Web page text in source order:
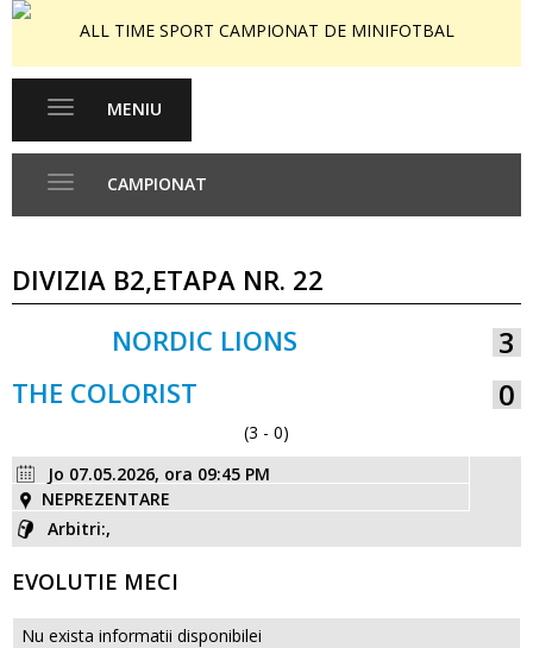
ALL TIME SPORT CAMPIONAT DE MINIFOTBAL
Toggle
MENIU
CAMPIONAT
DIVIZIA B2,ETAPA NR. 22
NORDIC LIONS
3
0
THE COLORIST
(3 - 0)
Jo 07.05.2026, ora 09:45 PM
NEPREZENTARE
Arbitri:,
EVOLUTIE MECI
Nu exista informatii disponibilei